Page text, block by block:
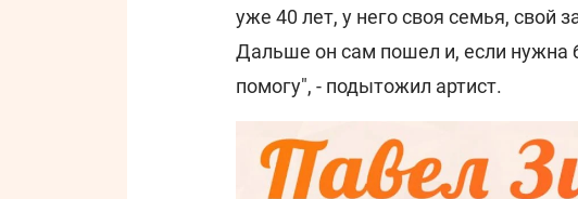
уже 40 лет, у него своя семья, свой
Дальше он сам пошел и, если нужна
помогу", - подытожил артист.